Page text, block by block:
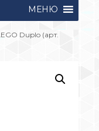
МЕНЮ
Duplo (арт.